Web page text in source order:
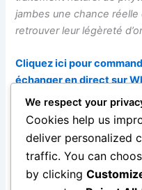
jambes une chance
retrouver leur légèreté
Cliquez ici pour
échanger en direct sur
en phytothérapie.
Pour toute information
personnalisé ou
WhatsApp direct : +229
17 26
We respect your
Cookies help us
deliver personalized
traffic. You can
by clicking